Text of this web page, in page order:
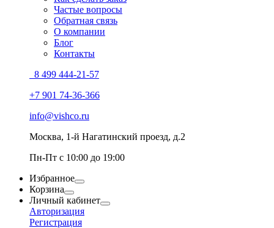
Частые вопросы
Обратная связь
О компании
Блог
Контакты
8 499 444-21-57
+7 901 74-36-366
info@vishco.ru
Москва, 1-й Нагатинский проезд, д.2
Пн-Пт с 10:00 до 19:00
Избранное
Корзина
Личный кабинет
Авторизация
Регистрация